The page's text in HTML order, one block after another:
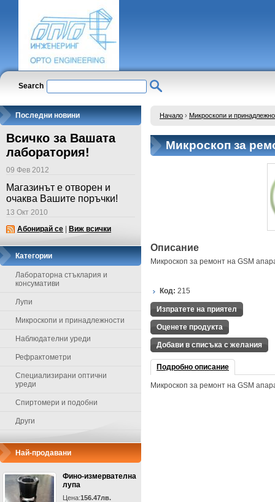
Search
Последни новини
Всичко за Вашата
лаборатория!
09 Фев 2012
Магазинът е отворен и
очаква Вашите поръчки!
13 Окт 2010
Абонирай се
Виж всички
Категории
Лабораторна стъклария и
консумативи
Лупи
Микроскопи и принадлежности
Наблюдателни уреди
Рефрактометри
Специализирани оптични
уреди
Спиртомери и подобни
Други
Най-продавани
Фино-измервателна
лупа
Цена:156.47лв.
Начало › Микроскопи и
Микроскоп за
Описание
Микроскоп за ремонт на GSM
Код: 215
Изпратете на приятел
Оценете продукта
Добави в списъка с желания
Подробно описание
Микроскоп за ремонт на GSM